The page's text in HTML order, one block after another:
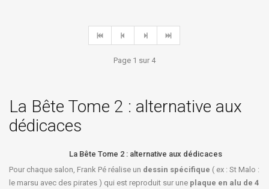
Page 1 sur 4
La Bête Tome 2 : alternative aux
dédicaces
La Bête Tome 2 : alternative aux dédicaces
Pour chaque salon, Frank Pé réalise un dessin spécifique ( ex : St Malo :
le marsu avec des pirates ) qui est reproduit sur une plaque en alu de 4